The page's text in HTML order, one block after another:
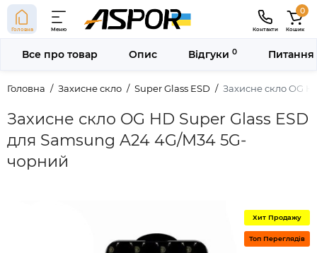
Головна Меню Контакти
0
Кошик
Головна Захисне скло Super Glass ESD Захисне скло OG
Захисне скло OG HD Super Glass ESD
для Samsung A24 4G/M34 5G-
чорний
Все про товар Опис Відгуки 0 Питання
Хит Продажу
Топ Переглядів